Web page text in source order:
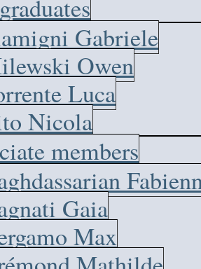
Gabriele
Owen
Luca
Nicola
members
Gaia
Max